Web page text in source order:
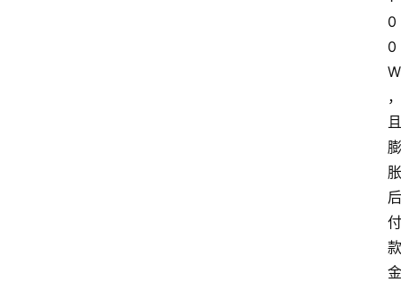
0
0
W
，
且
膨
胀
后
付
款
金